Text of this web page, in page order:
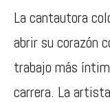
La cantautora
abrir su corazón
trabajo más
carrera. La